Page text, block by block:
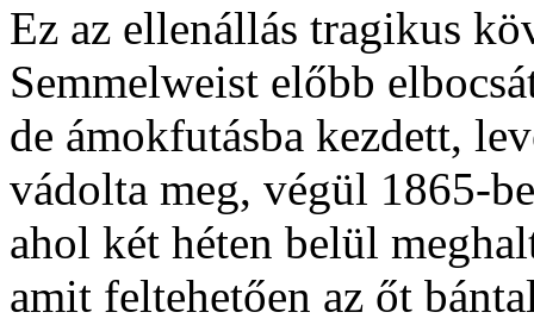
Ez az ellenállás tragikus
Semmelweist előbb
de ámokfutásba kezdett,
vádolta meg, végül 1865-
ahol két héten belül
amit feltehetően az őt